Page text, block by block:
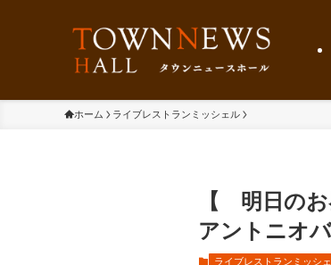
ホーム ライブレストランミッシェル
【 明日の
アントニオ
ライブレストランミッシ